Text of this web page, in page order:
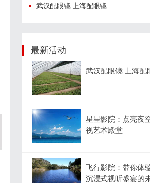
武汉配眼镜 上海配眼镜
最新活动
武汉配眼镜 上海配
星星影院：点亮夜
视艺术殿堂
飞行影院：带你体
沉浸式视听盛宴的